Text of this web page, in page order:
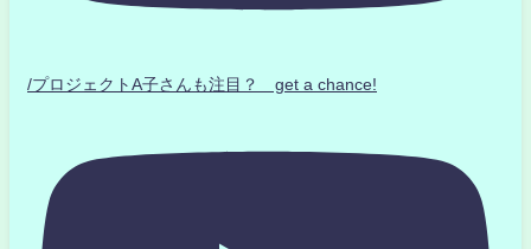
/プロジェクトA子さんも注目？ get a chance!